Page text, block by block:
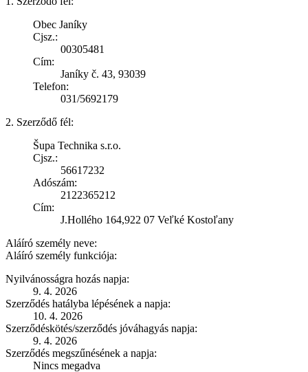
Obec Janíky
Cjsz.:
00305481
Cím:
Janíky č. 43, 93039
Telefon:
031/5692179
2. Szerződő fél:
Šupa Technika s.r.o.
Cjsz.:
56617232
Adószám:
2122365212
Cím:
J.Hollého 164,922 07 Veľké Kostoľany
Aláíró személy neve:
Aláíró személy funkciója:
Nyilvánosságra hozás napja:
9. 4. 2026
Szerződés hatályba lépésének a napja:
10. 4. 2026
Szerződéskötés/szerződés jóváhagyás napja:
9. 4. 2026
Szerződés megszűnésének a napja:
Nincs megadva